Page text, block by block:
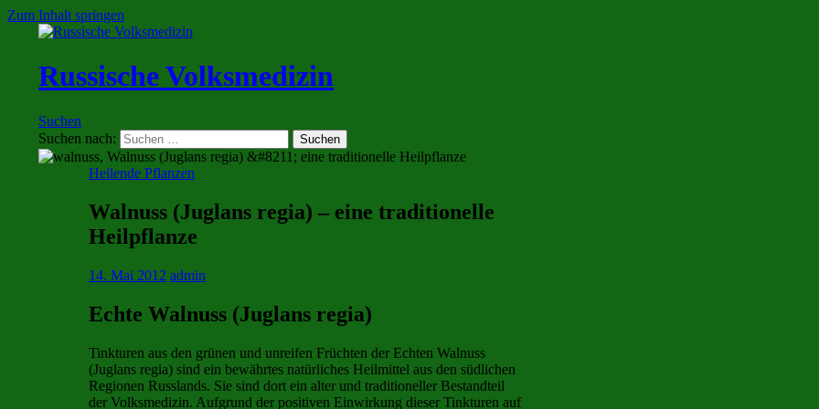
Zum Inhalt springen
Russische Volksmedizin
Suchen
Suchen nach:
Heilende Pflanzen
Walnuss (Juglans regia) – eine traditionelle
Heilpflanze
14. Mai 2012 admin
Echte Walnuss (Juglans regia)
Tinkturen aus den grünen und unreifen Früchten der Echten Walnuss
(Juglans regia) sind ein bewährtes natürliches Heilmittel aus den südlichen
Regionen Russlands. Sie sind dort ein alter und traditioneller Bestandteil
der Volksmedizin. Aufgrund der positiven Einwirkung dieser Tinkturen auf